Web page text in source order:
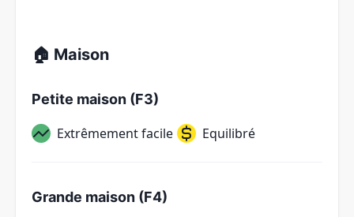
🏠 Maison
Petite maison (F3)
Extrêmement facile Equilibré
Grande maison (F4)